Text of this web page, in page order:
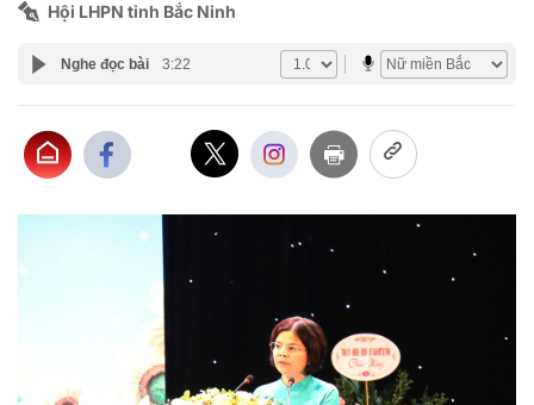
Hội LHPN tỉnh Bắc Ninh
Nghe đọc bài 3:22